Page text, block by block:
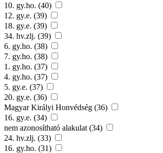
10. gy.ho. (40)
12. gy.e. (39)
18. gy.e. (39)
34. hv.zlj. (39)
6. gy.ho. (38)
7. gy.ho. (38)
1. gy.ho. (37)
4. gy.ho. (37)
5. gy.e. (37)
20. gy.e. (36)
Magyar Királyi Honvédség (36)
16. gy.e. (34)
nem azonosítható alakulat (34)
24. hv.zlj. (33)
16. gy.ho. (31)